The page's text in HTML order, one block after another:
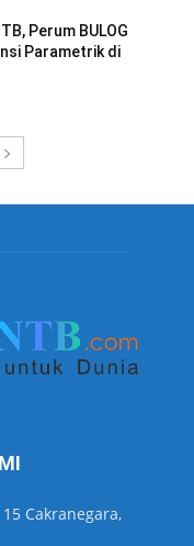
Perum BULOG
Parametrik di
Cakranegara,